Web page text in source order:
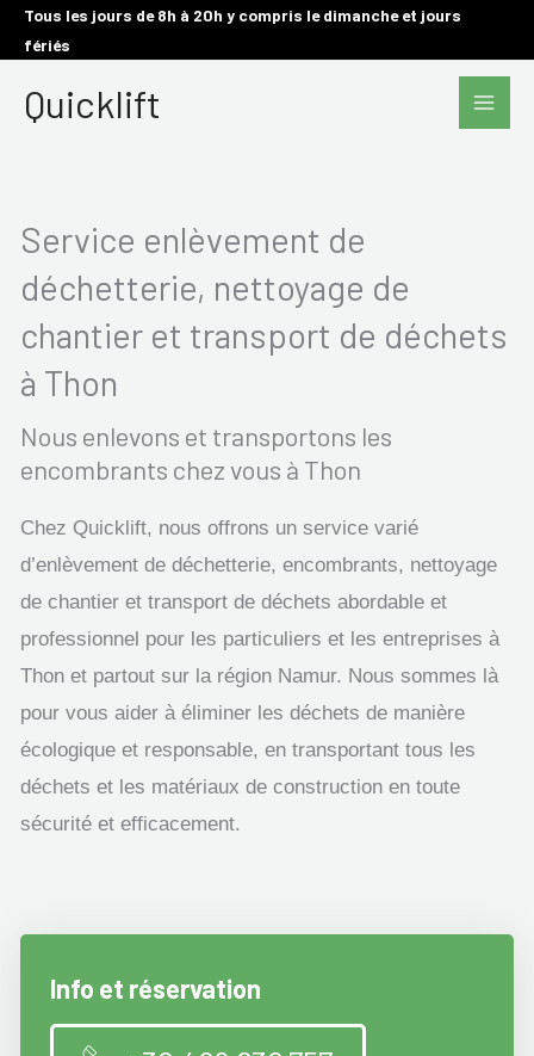
AllerTous les jours de 8h à 20h y compris le dimanche et jours
fériés
Quicklift
Main
Service enlèvement de
déchetterie, nettoyage de
chantier et transport de déchets
à Thon
Nous enlevons et transportons les
encombrants chez vous à Thon
Chez Quicklift, nous offrons un service varié
d’enlèvement de déchetterie, encombrants, nettoyage
de chantier et transport de déchets abordable et
professionnel pour les particuliers et les entreprises à
Thon et partout sur la région Namur. Nous sommes là
pour vous aider à éliminer les déchets de manière
écologique et responsable, en transportant tous les
déchets et les matériaux de construction en toute
sécurité et efficacement.
Info et réservation